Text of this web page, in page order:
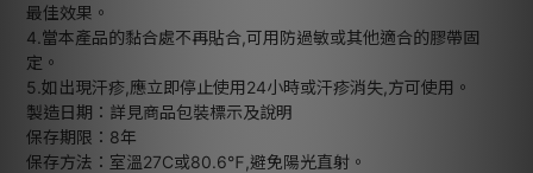
最佳效果。
4.當本產品的黏合處不再貼合,可用防過敏或其他適合的膠帶固
定。
5.如出現汗疹,應立即停止使用24小時或汗疹消失,方可使用。
製造日期：詳見商品包裝標示及說明
保存期限：8年
保存方法：室溫27C或80.6℉,避免陽光直射。